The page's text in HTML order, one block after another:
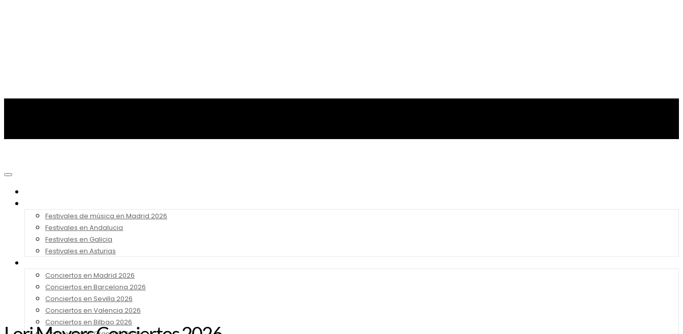
Festivales de música en Madrid 2026
Festivales en Andalucia
Festivales en Galicia
Festivales en Asturias
Conciertos en Madrid 2026
Conciertos en Barcelona 2026
Conciertos en Sevilla 2026
Conciertos en Valencia 2026
Conciertos en Bilbao 2026